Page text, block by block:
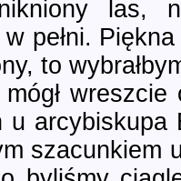
las,
w pełni.
to
mógł
u arcybiskupa
szacunkiem